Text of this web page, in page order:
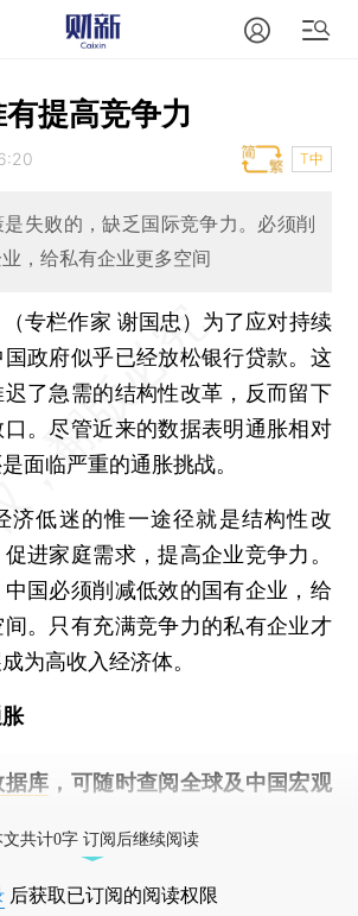
提高竞争力
T中
失败的，缺乏国际竞争力。必须削
，给私有企业更多空间
（专栏作家 谢国忠） 为了应对持续
政府似乎已经放松银行贷款。这
了急需的结构性改革，反而留下
。尽管近来的数据表明通胀相对
面临严重的通胀挑战。
低迷的惟一途径就是结构性改
进家庭需求，提高企业竞争力。
国必须削减低效的国有企业，给
。只有充满竞争力的私有企业才
为高收入经济体。
据库 ，可随时查阅全球及中国宏观
文共计0字 订阅后继续阅读
后获取已订阅的阅读权限